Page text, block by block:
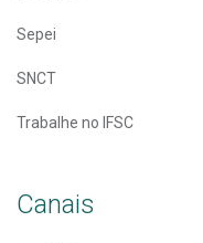
Sepei
SNCT
Trabalhe no IFSC
Canais